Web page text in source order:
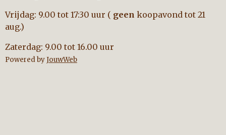
Vrijdag: 9.00 tot 17:30 uur ( geen koopavond tot 21
aug.)
Zaterdag: 9.00 tot 16.00 uur
Powered byJouwWeb